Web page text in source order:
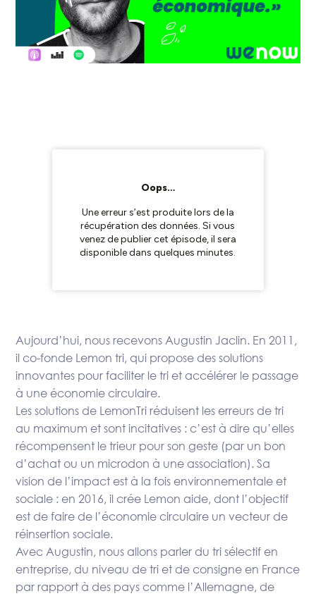
Aujourd’hui, nous recevons Augustin Jaclin. En 2011,
il co-fonde Lemon tri, qui propose des solutions
innovantes pour faciliter le tri et accélérer le passage
à une économie circulaire.
Les solutions de LemonTri réduisent les erreurs de tri
au maximum et sont incitatives : c’est à dire qu’elles
récompensent le trieur pour son geste (par un bon
d’achat ou un microdon à une association). Sa
vision de l’impact est à la fois environnementale et
sociale : en 2016, il crée Lemon aide, dont l’objectif
est de faire de l’économie circulaire un vecteur de
réinsertion sociale.
Avec Augustin, nous allons parler du tri sélectif en
entreprise, du niveau de tri et de consigne en France
par rapport à des pays comme l’Allemagne, de